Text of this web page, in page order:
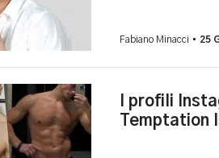
Fabiano Minacci • 25
I profili
Temptation